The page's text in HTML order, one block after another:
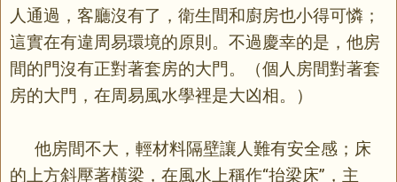
人通過，客廳沒有了，衛生間和廚房也小得可憐；
這實在有違周易環境的原則。不過慶幸的是，他房
間的門沒有正對著套房的大門。（個人房間對著套
房的大門，在周易風水學裡是大凶相。）
他房間不大，輕材料隔壁讓人難有安全感；床
的上方斜壓著橫梁，在風水上稱作“抬梁床”，主